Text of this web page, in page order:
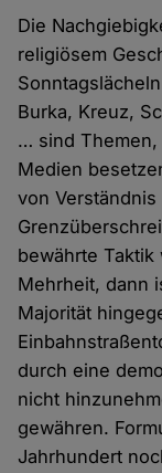
Die
religiösem
Burka, Kreuz,
… sind Themen,
Medien
von
bewährte
Mehrheit, dann
Majorität
durch eine
nicht
gewähren.
Jahrhundert